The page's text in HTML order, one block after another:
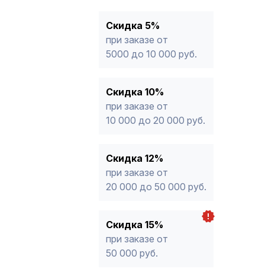
* -Для заказов, состоящих
продукции, максимальная скидка
Скидка 5%
при заказе от
5000 до 10 000 руб.
Скидка 10%
при заказе от
10 000 до 20 000 руб.
Скидка 12%
при заказе от
20 000 до 50 000 руб.
Скидка 15%
при заказе от
50 000 руб.